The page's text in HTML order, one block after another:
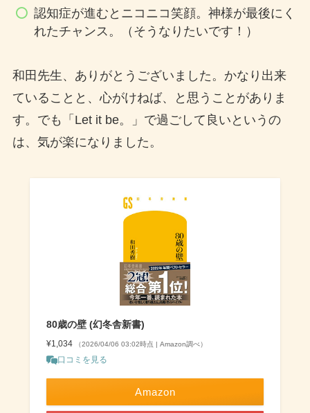
認知症が進むとニコニコ笑顔。神様が最後にく
れたチャンス。（そうなりたいです！）
和田先生、ありがとうございました。かなり出来
ていることと、心がけねば、と思うことがありま
す。でも「Let it be。」で過ごして良いというの
は、気が楽になりました。
80歳の壁 (幻冬舎新書)
¥1,034 （2026/04/06 03:02時点 | Amazon調べ）
口コミを見る
Amazon